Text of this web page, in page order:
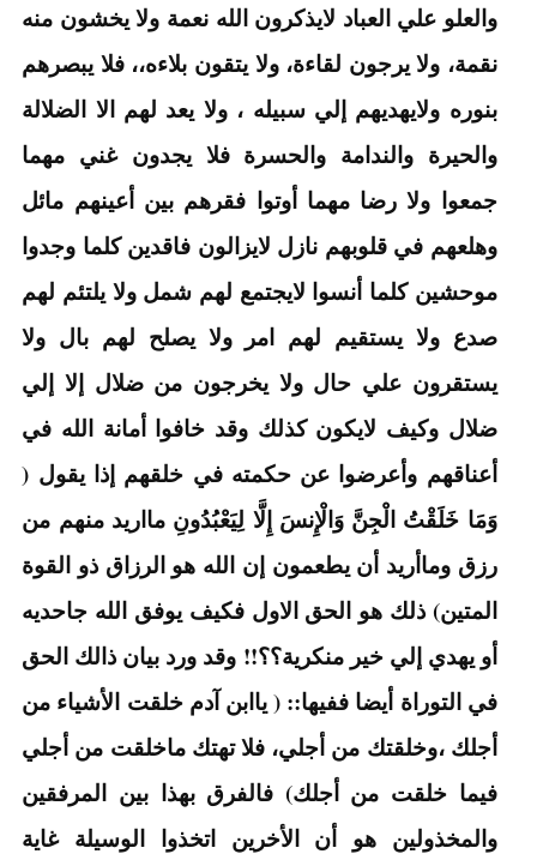
والعلو علي العباد لايذكرون الله نعمة ولا يخشون منه
نقمة، ولا يرجون لقاءة، ولا يتقون بلاءه،، فلا يبصرهم
بنوره ولايهديهم إلي سبيله ، ولا يعد لهم الا الضلالة
والحيرة والندامة والحسرة فلا يجدون غني مهما
جمعوا ولا رضا مهما أوتوا فقرهم بين أعينهم مائل
وهلعهم في قلوبهم نازل لايزالون فاقدين كلما وجدوا
موحشين كلما أنسوا لايجتمع لهم شمل ولا يلتئم لهم
صدع ولا يستقيم لهم امر ولا يصلح لهم بال ولا
يستقرون علي حال ولا يخرجون من ضلال إلا إلي
ضلال وكيف لايكون كذلك وقد خافوا أمانة الله في
أعناقهم وأعرضوا عن حكمته في خلقهم إذا يقول (
وَمَا خَلَقْتُ الْجِنَّ وَالْإِنسَ إِلَّا لِيَعْبُدُونِ مااريد منهم من
رزق وماأريد أن يطعمون إن الله هو الرزاق ذو القوة
المتين) ذلك هو الحق الاول فكيف يوفق الله جاحديه
أو يهدي إلي خير منكرية؟؟!! وقد ورد بيان ذالك الحق
في التوراة أيضا ففيها:: ( ياابن آدم خلقت الأشياء من
أجلك ،وخلقتك من أجلي، فلا تهتك ماخلقت من أجلي
فيما خلقت من أجلك) فالفرق بهذا بين المرفقين
والمخذولين هو أن الأخرين اتخذوا الوسيلة غاية